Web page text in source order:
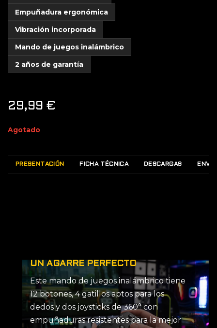
Empuñadura ergonómica
Vibración incorporada
Mando de juegos inalámbrico
2 años de garantía
29,99 €
Agotado
PRESENTACIÓN FICHA TÉCNICA DESCARGAS
UN AGARRE PERFECTO
Este mando de juegos inalámbrico tiene
12 botones, 4 gatillos aptos para los
dedos y dos joysticks de 360° con
empuñaduras resistentes para la mejor